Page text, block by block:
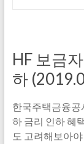
HF 보금
하
한국주택금융공
하 금리 인하 혜
도 고려해보아